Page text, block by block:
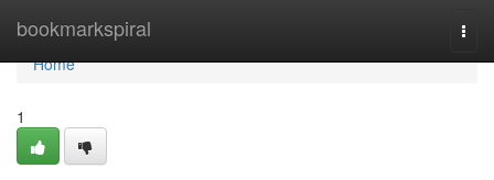
bookmarkspiral
Home
Home
1